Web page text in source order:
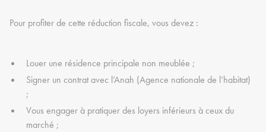
Pour profiter de cette réduction fiscale, vous devez :
Louer une résidence principale non meublée ;
Signer un contrat avec l’Anah (Agence nationale de l’habitat)
;
Vous engager à pratiquer des loyers inférieurs à ceux du
marché ;